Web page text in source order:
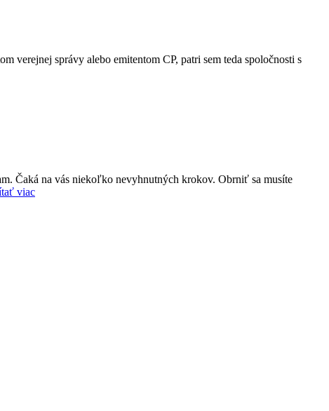
verejnej správy alebo emitentom CP, patri sem teda spoločnosti s
Čaká na vás niekoľko nevyhnutných krokov. Obrniť sa musíte
viac